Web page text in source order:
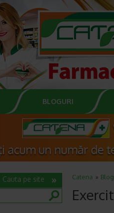
BLOGURI
Catena
Cauta pe site